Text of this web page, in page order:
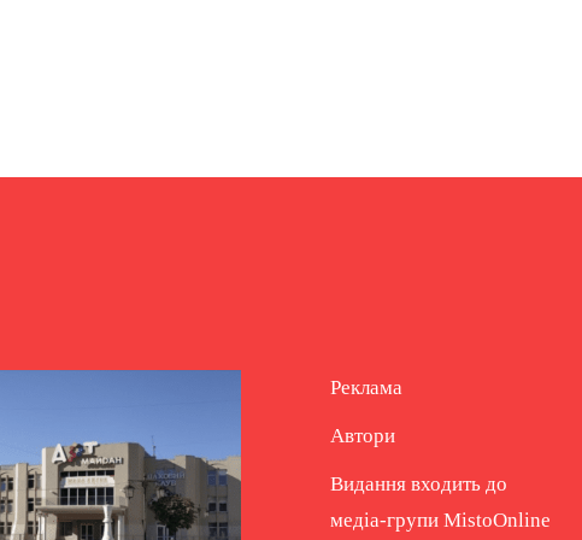
Реклама
Автори
Видання входить до
медіа-групи MistoOnline